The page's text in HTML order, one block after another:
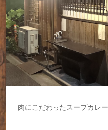
肉にこだわったスープカレー